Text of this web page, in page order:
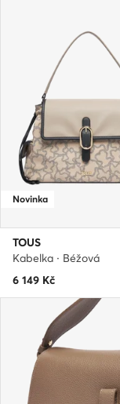
Novinka
TOUS
Kabelka · Béžová
6 149 Kč